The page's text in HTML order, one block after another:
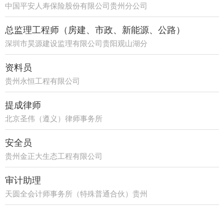
中国平安人寿保险股份有限公司贵州分公司
21部
总监理工程师（房建、市政、新能源、公路）
深圳市昊源建设监理有限公司贵阳观山湖分
公司
资料员
贵州永恒工程有限公司
提成律师
北京圣伟（遵义）律师事务所
安全员
贵州金正大生态工程有限公司
审计助理
天圆全会计师事务所（特殊普通合伙）贵州
分所